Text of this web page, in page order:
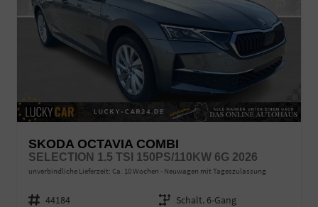
SKODA OCTAVIA COMBI
SELECTION 1.5 TSI 150PS/110KW 6G 2026
unverbindliche Lieferzeit: Ca. 10 Wochen Neuwagen mit Tageszulassung
Fahrzeugnr. 44184 Getriebe Schalt. 6-Gang